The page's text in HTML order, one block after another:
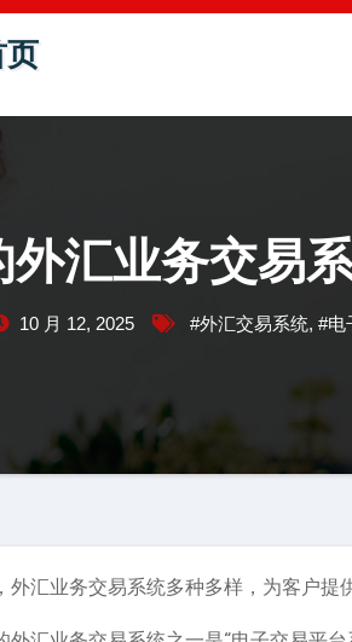
页
汇业务交易
10 月 12, 2025 #外汇交易系统, #电
外汇业务交易系统多种多样，为客户提